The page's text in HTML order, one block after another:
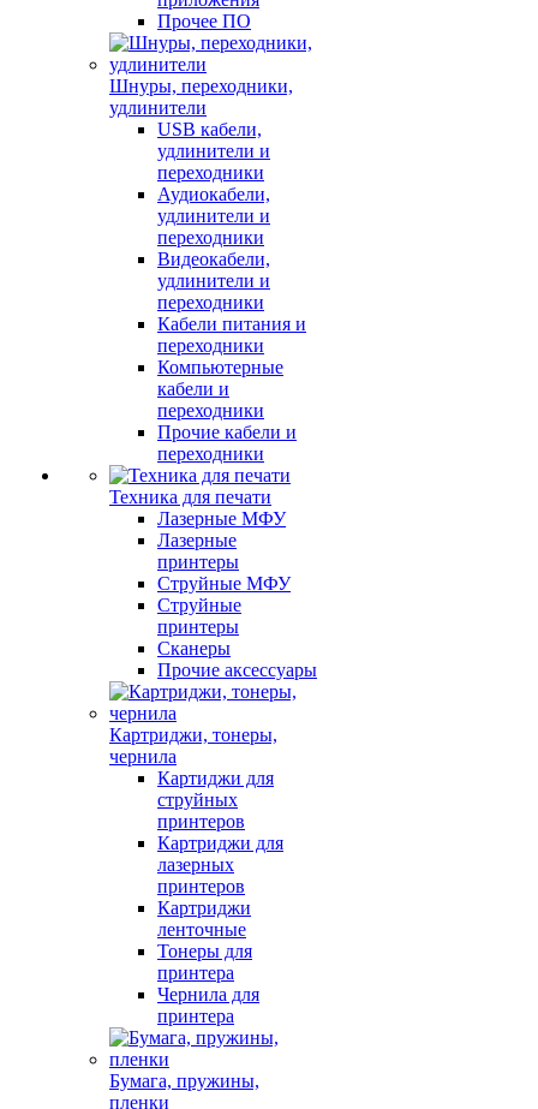
Прочее ПО
Шнуры, переходники,
удлинители
USB кабели,
удлинители и
переходники
Аудиокабели,
удлинители и
переходники
Видеокабели,
удлинители и
переходники
Кабели питания и
переходники
Компьютерные
кабели и
переходники
Прочие кабели и
переходники
Техника для печати
Лазерные МФУ
Лазерные
принтеры
Струйные МФУ
Струйные
принтеры
Сканеры
Прочие аксессуары
Картриджи, тонеры,
чернила
Картиджи для
струйных
принтеров
Картриджи для
лазерных
принтеров
Картриджи
ленточные
Тонеры для
принтера
Чернила для
принтера
Бумага, пружины,
пленки